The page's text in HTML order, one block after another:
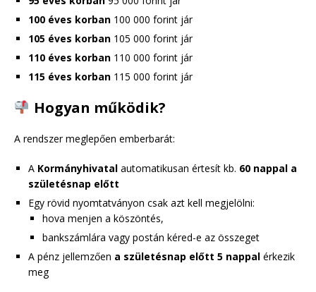
100 éves korban 100 000 forint jár
105 éves korban 105 000 forint jár
110 éves korban 110 000 forint jár
115 éves korban 115 000 forint jár
Hogyan működik?
A rendszer meglepően emberbarát:
A Kormányhivatal automatikusan értesít kb. 60 nappal a
születésnap előtt
Egy rövid nyomtatványon csak azt kell megjelölni:
hova menjen a köszöntés,
bankszámlára vagy postán kéred-e az összeget
A pénz jellemzően a születésnap előtt 5 nappal érkezik
meg